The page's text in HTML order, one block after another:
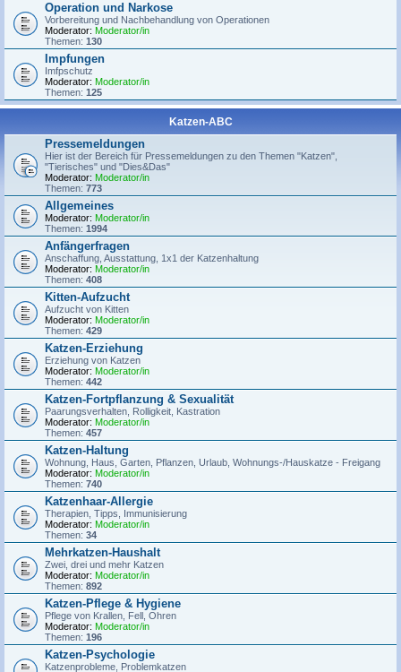
Operation und Narkose
Vorbereitung und Nachbehandlung von Operationen
Moderator: Moderator/in
Themen: 130
Impfungen
Imfpschutz
Moderator: Moderator/in
Themen: 125
Katzen-ABC
Pressemeldungen
Hier ist der Bereich für Pressemeldungen zu den Themen "Katzen",
"Tierisches" und "Dies&Das"
Moderator: Moderator/in
Themen: 773
Allgemeines
Moderator: Moderator/in
Themen: 1994
Anfängerfragen
Anschaffung, Ausstattung, 1x1 der Katzenhaltung
Moderator: Moderator/in
Themen: 408
Kitten-Aufzucht
Aufzucht von Kitten
Moderator: Moderator/in
Themen: 429
Katzen-Erziehung
Erziehung von Katzen
Moderator: Moderator/in
Themen: 442
Katzen-Fortpflanzung & Sexualität
Paarungsverhalten, Rolligkeit, Kastration
Moderator: Moderator/in
Themen: 457
Katzen-Haltung
Wohnung, Haus, Garten, Pflanzen, Urlaub, Wohnungs-/Hauskatze - Freigang
Moderator: Moderator/in
Themen: 740
Katzenhaar-Allergie
Therapien, Tipps, Immunisierung
Moderator: Moderator/in
Themen: 34
Mehrkatzen-Haushalt
Zwei, drei und mehr Katzen
Moderator: Moderator/in
Themen: 892
Katzen-Pflege & Hygiene
Pflege von Krallen, Fell, Ohren
Moderator: Moderator/in
Themen: 196
Katzen-Psychologie
Katzenprobleme, Problemkatzen